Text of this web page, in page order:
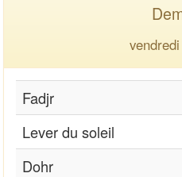
Fadjr
Lever du soleil
Dohr